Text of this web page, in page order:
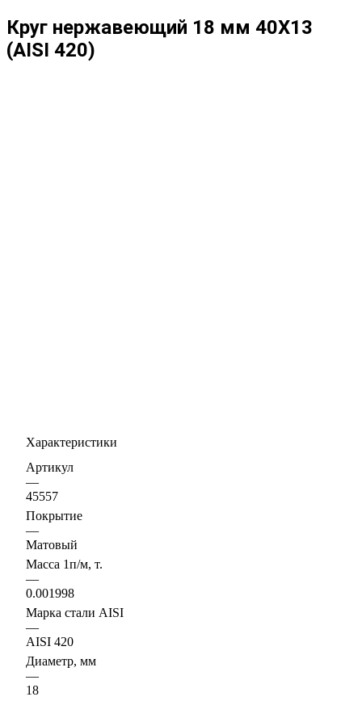
Круг нержавеющий 18 мм 40Х13
(AISI 420)
Характеристики
Артикул
—
45557
Покрытие
—
Матовый
Масса 1п/м, т.
—
0.001998
Марка стали AISI
—
AISI 420
Диаметр, мм
—
18